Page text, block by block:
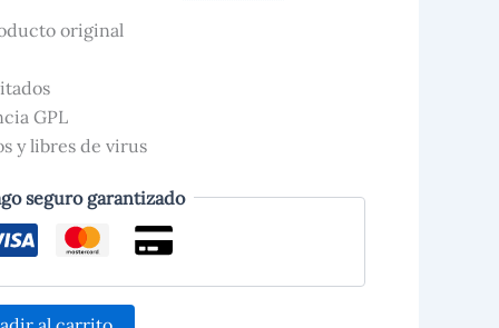
original
GPL
y libres de virus
seguro garantizado